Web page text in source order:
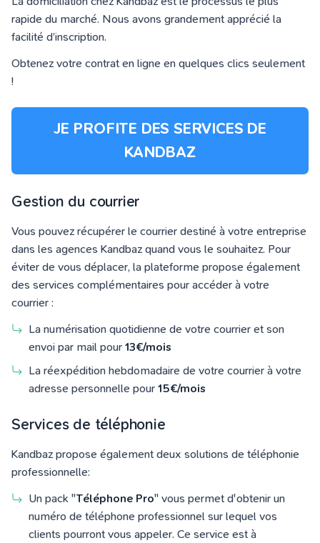
rapide du marché. Nous avons grandement apprécié la
facilité d’inscription.
Obtenez votre contrat en ligne en quelques clics seulement
!
JE PROFITE DES SERVICES DE
KANDBAZ
Gestion du courrier
Vous pouvez récupérer le courrier destiné à votre entreprise
dans les agences Kandbaz quand vous le souhaitez. Pour
éviter de vous déplacer, la plateforme propose également
des services complémentaires pour accéder à votre
courrier :
La numérisation quotidienne de votre courrier et son
envoi par mail pour 13€/mois
La réexpédition hebdomadaire de votre courrier à votre
adresse personnelle pour 15€/mois
Services de téléphonie
Kandbaz propose également deux solutions de téléphonie
professionnelle:
Un pack "Téléphone Pro" vous permet d'obtenir un
numéro de téléphone professionnel sur lequel vos
clients pourront vous appeler. Ce service est à